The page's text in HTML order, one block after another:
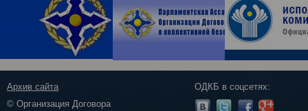
Архив сайта
© Организация Договора
ОДКБ в соцсетях: